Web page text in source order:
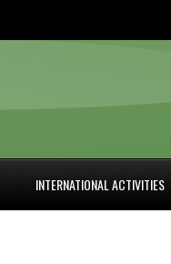
INTERNATIONAL ACTIVITIES